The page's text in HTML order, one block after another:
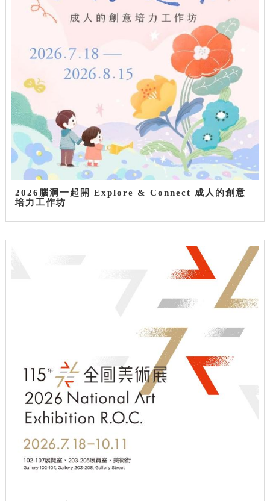
2026腦洞一起開 Explore & Connect 成人的創意
培力工作坊